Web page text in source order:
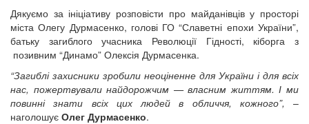
Дякуємо за ініціативу розповісти про майданівців у просторі
міста Олегу Дурмасенко, голові ГО “Славетні епохи України”,
батьку загиблого учасника Революції Гідності, кіборга з
позивним “Динамо” Олексія Дурмасенка.
“Загиблі захисники зробили неоціненне для України і для всіх
нас, пожертвували найдорожчим — власним життям. І ми
повинні знати всіх цих людей в обличчя, кожного”, –
наголошує Олег Дурмасенко.